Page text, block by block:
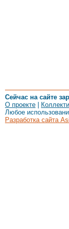
Сейчас на сайте
О проекте
Любое
Разработка сайта